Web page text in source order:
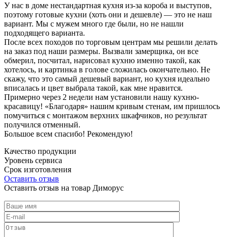
У нас в доме нестандартная кухня из-за короба и выступов,
поэтому готовые кухни (хоть они и дешевле) — это не наш
вариант. Мы с мужем много где были, но не нашли
подходящего варианта.
После всех походов по торговым центрам мы решили делать
на заказ под наши размеры. Вызвали замерщика, он все
обмерил, посчитал, нарисовал кухню именно такой, как
хотелось, и картинка в голове сложилась окончательно. Не
скажу, что это самый дешевый вариант, но кухня идеально
вписалась и цвет выбрала такой, как мне нравится.
Примерно через 2 недели нам установили нашу кухню-
красавицу! «Благодаря» нашим кривым стенам, им пришлось
помучиться с монтажом верхних шкафчиков, но результат
получился отменный.
Большое всем спасибо! Рекомендую!
Качество продукции
Уровень сервиса
Срок изготовления
Оставить отзыв
Оставить отзыв на товар Диморус